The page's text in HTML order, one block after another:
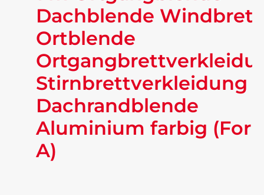
Dachblende Windbrett
Ortblende
Stirnbrettverkleidung
Dachrandblende
Aluminium farbig
A)